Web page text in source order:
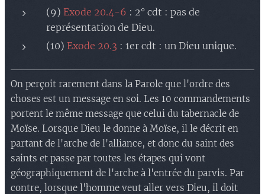
(9) Exode 20.4-6 : 2° cdt : pas de
représentation de Dieu.
(10) Exode 20.3 : 1er cdt : un Dieu unique.
On perçoit rarement dans la Parole que l'ordre des
choses est un message en soi. Les 10 commandements
portent le même message que celui du tabernacle de
Moïse. Lorsque Dieu le donne à Moïse, il le décrit en
partant de l'arche de l'alliance, et donc du saint des
saints et passe par toutes les étapes qui vont
géographiquement de l'arche à l'entrée du parvis. Par
contre, lorsque l'homme veut aller vers Dieu, il doit